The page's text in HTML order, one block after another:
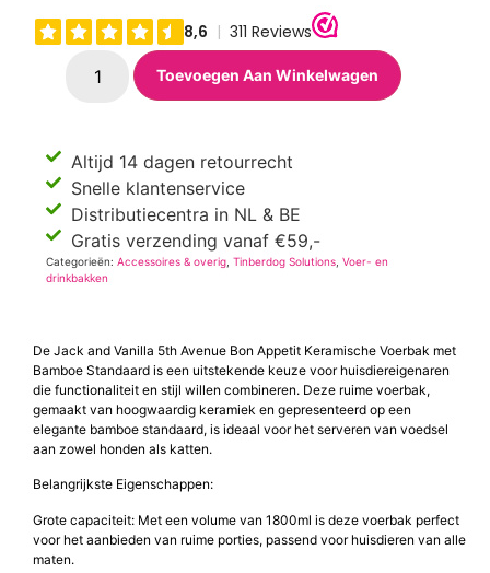
Toevoegen Aan Winkelwagen
Altijd 14 dagen retourrecht
Snelle klantenservice
Distributiecentra in NL & BE
Gratis verzending vanaf €59,-
Categorieën:Accessoires & overig ,Tinberdog Solutions ,Voer- en
drinkbakken
De Jack and Vanilla 5th Avenue Bon Appetit Keramische Voerbak met
Bamboe Standaard is een uitstekende keuze voor huisdiereigenaren
die functionaliteit en stijl willen combineren. Deze ruime voerbak,
gemaakt van hoogwaardig keramiek en gepresenteerd op een
elegante bamboe standaard, is ideaal voor het serveren van voedsel
aan zowel honden als katten.
Belangrijkste Eigenschappen:
Grote capaciteit: Met een volume van 1800ml is deze voerbak perfect
voor het aanbieden van ruime porties, passend voor huisdieren van alle
maten.